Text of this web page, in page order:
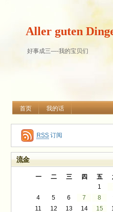
Aller guten
好事成三—-我的宝贝们
首页 我的话
RSS 订阅
流金
一 二 三 四 五
1
4
5 6 7 8
11
12 13 14 15